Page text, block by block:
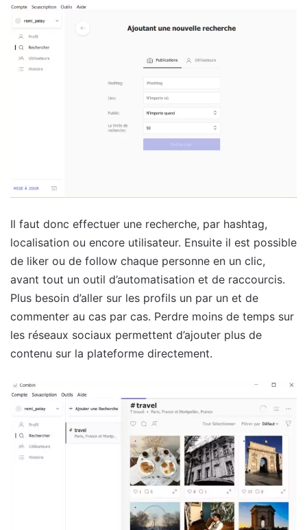
Il faut donc effectuer une recherche, par hashtag,
localisation ou encore utilisateur. Ensuite il est possible
de liker ou de follow chaque personne en un clic,
avant tout un outil d’automatisation et de raccourcis.
Plus besoin d’aller sur les profils un par un et de
commenter au cas par cas. Perdre moins de temps sur
les réseaux sociaux permettent d’ajouter plus de
contenu sur la plateforme directement.